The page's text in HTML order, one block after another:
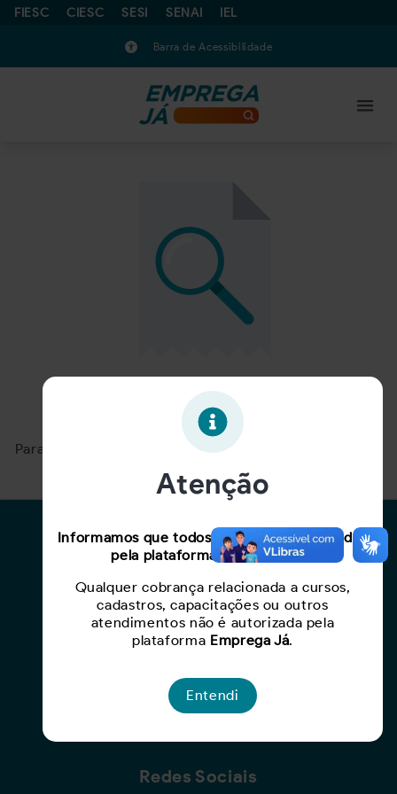
FIESC CIESC SESI SENAI IEL
Barra de Acessibilidade
Oportunidade expirada!
Para ver mais, acesse a páginaBuscar Oportunidades.
Para Candidatos
Cadastro de Currículo
Capacite-se
Criar Oportunidade
Redes Sociais
Atenção
Informamos que todos os serviços oferecidos
pela plataforma são gratuitos.
Qualquer cobrança relacionada a cursos,
cadastros, capacitações ou outros
atendimentos não é autorizada pela
plataforma Emprega Já.
Entendi